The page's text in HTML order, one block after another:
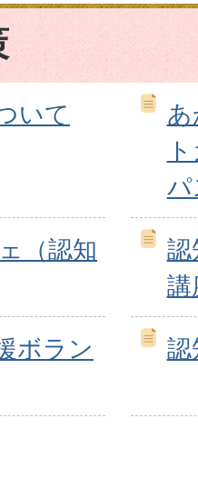
いて
パ
（認知
認
講
ボラン
認